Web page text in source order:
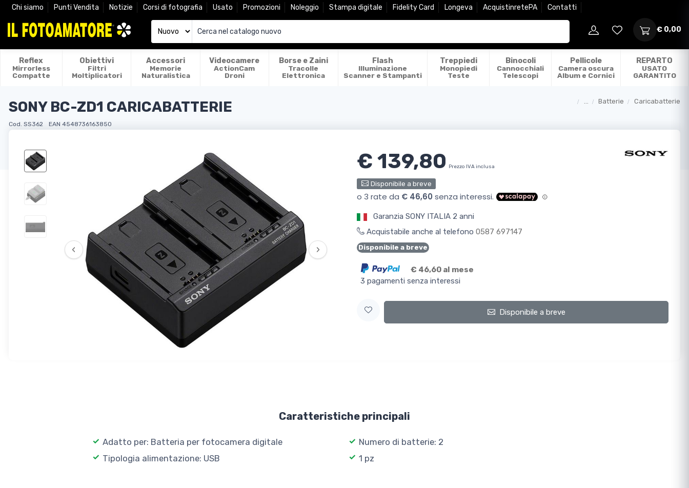
Chi siamo Punti Vendita Notizie Corsi di fotografia Usato Promozioni Noleggio Stampa digitale Fidelity Card Longeva AcquistinretePA Contatti
€ 0,00
Reflex
Mirrorless
Compatte
Obiettivi
Filtri
Moltiplicatori
Accessori
Memorie
Naturalistica
Videocamere
ActionCam
Droni
Borse e Zaini
Tracolle
Elettronica
Flash
Illuminazione
Scanner e Stampanti
Treppiedi
Monopiedi
Teste
Binocoli
Cannocchiali
Telescopi
Pellicole
Camera oscura
Album e Cornici
REPARTO
USATO
GARANTITO
Batterie Caricabatterie
SONY BC-ZD1 CARICABATTERIE
Cod. SS362 EAN 4548736163850
‹ ›
€ 139,80 Prezzo IVA inclusa
Disponibile a breve
Garanzia SONY ITALIA 2 anni
Acquistabile anche al telefono 0587 697147
Disponibile a breve
€ 46,60 al mese
3 pagamenti senza interessi
Disponibile a breve
Caratteristiche principali
Adatto per: Batteria per fotocamera digitale
Tipologia alimentazione: USB
Numero di batterie: 2
1 pz